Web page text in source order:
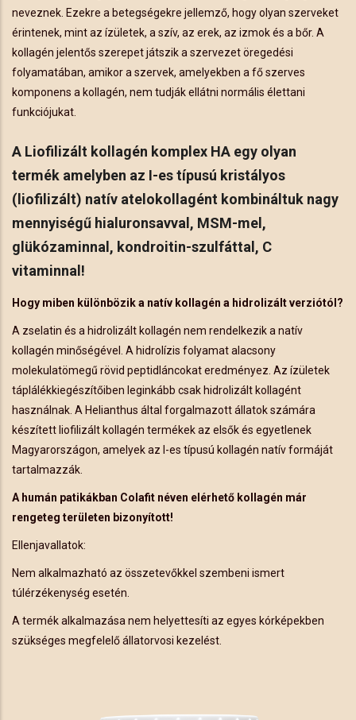
neveznek. Ezekre a betegségekre jellemző, hogy olyan szerveket
érintenek, mint az ízületek, a szív, az erek, az izmok és a bőr. A
kollagén jelentős szerepet játszik a szervezet öregedési
folyamatában, amikor a szervek, amelyekben a fő szerves
komponens a kollagén, nem tudják ellátni normális élettani
funkciójukat.
A Liofilizált kollagén komplex HA egy olyan
termék amelyben az I-es típusú kristályos
(liofilizált) natív atelokollagént kombináltuk nagy
mennyiségű hialuronsavval, MSM-mel,
glükózaminnal, kondroitin-szulfáttal, C
vitaminnal!
Hogy miben különbözik a natív kollagén a hidrolizált verziótól?
A zselatin és a hidrolizált kollagén nem rendelkezik a natív
kollagén minőségével. A hidrolízis folyamat alacsony
molekulatömegű rövid peptidláncokat eredményez. Az ízületek
táplálékkiegészítőiben leginkább csak hidrolizált kollagént
használnak. A Helianthus által forgalmazott állatok számára
készített liofilizált kollagén termékek az elsők és egyetlenek
Magyarországon, amelyek az I-es típusú kollagén natív formáját
tartalmazzák.
A humán patikákban Colafit néven elérhető kollagén már
rengeteg területen bizonyított!
Ellenjavallatok:
Nem alkalmazható az összetevőkkel szembeni ismert
túlérzékenység esetén.
A termék alkalmazása nem helyettesíti az egyes kórképekben
szükséges megfelelő állatorvosi kezelést.